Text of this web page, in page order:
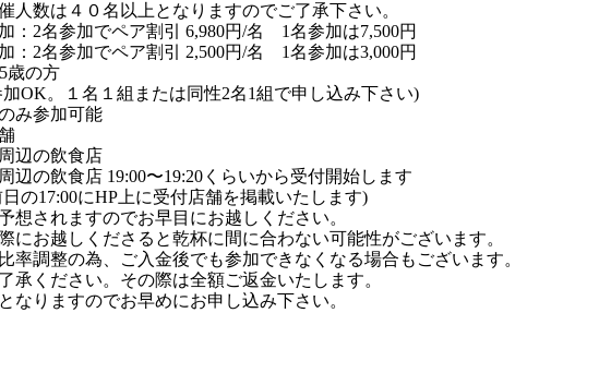
人数は４０名以上となりますのでご了承下さい。
：2名参加でペア割引 6,980円/名 1名参加は7,500円
：2名参加でペア割引 2,500円/名 1名参加は3,000円
歳の方
OK。１名１組または同性2名1組で申し込み下さい)
み参加可能
辺の飲食店
辺の飲食店 19:00〜19:20くらいから受付開始します
の17:00にHP上に受付店舗を掲載いたします)
想されますのでお早目にお越しください。
にお越しくださると乾杯に間に合わない可能性がございます。
率調整の為、ご入金後でも参加できなくなる場合もございます。
承ください。その際は全額ご返金いたします。
なりますのでお早めにお申し込み下さい。